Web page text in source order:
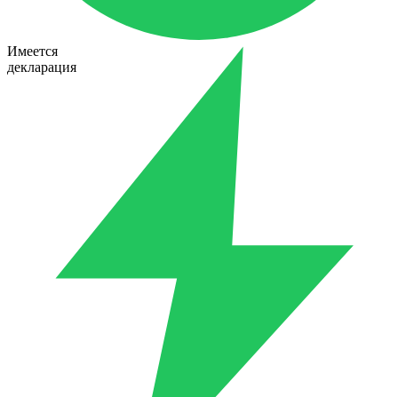
Имеется
декларация